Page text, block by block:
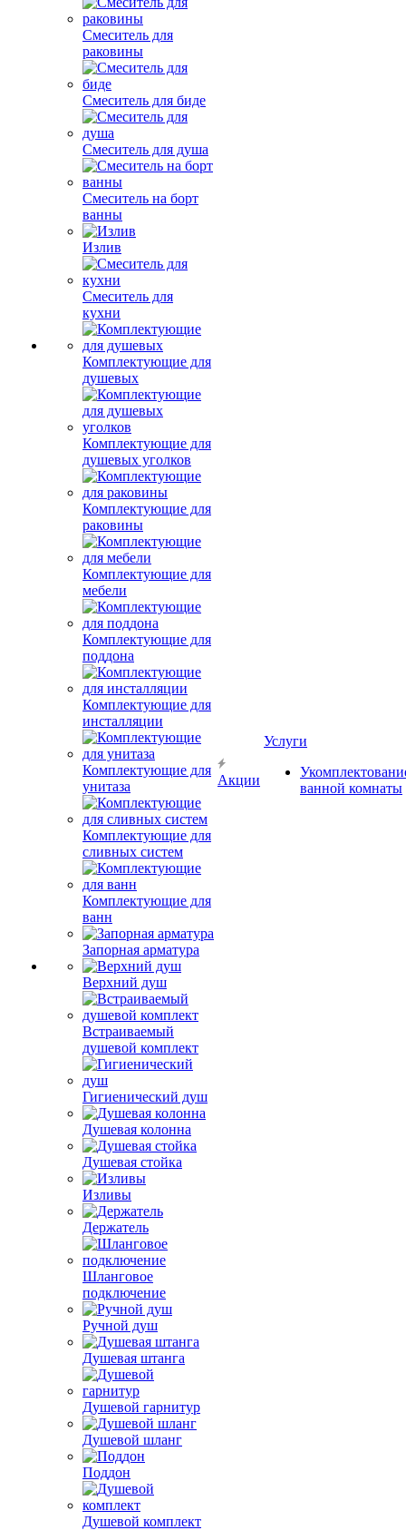
Смеситель для
раковины
Смеситель для биде
Смеситель для душа
Смеситель на борт
ванны
Излив
Смеситель для
кухни
Комплектующие для
душевых
Комплектующие для
душевых уголков
Комплектующие для
раковины
Комплектующие для
мебели
Комплектующие для
поддона
Комплектующие для
инсталляции
Комплектующие для
унитаза
Комплектующие для
сливных систем
Комплектующие для
ванн
Запорная арматура
Верхний душ
Встраиваемый
душевой комплект
Гигиенический душ
Душевая колонна
Душевая стойка
Изливы
Держатель
Шланговое
подключение
Ручной душ
Душевая штанга
Душевой гарнитур
Душевой шланг
Поддон
Душевой комплект
Акции
Услуги
ванной комнаты